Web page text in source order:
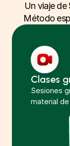
Un viaje de
Método
Clases
Sesiones
material